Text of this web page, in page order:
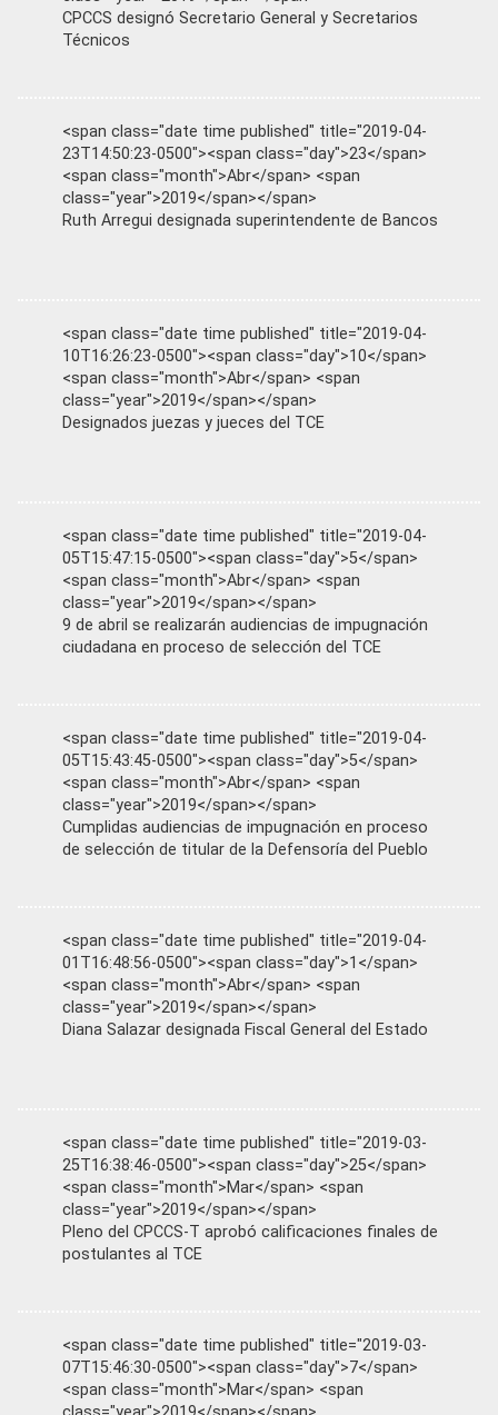
CPCCS designó Secretario General y Secretarios
Técnicos
<span class="date time published" title="2019-04-
23T14:50:23-0500"><span class="day">23</span>
<span class="month">Abr</span> <span
class="year">2019</span></span>
Ruth Arregui designada superintendente de Bancos
<span class="date time published" title="2019-04-
10T16:26:23-0500"><span class="day">10</span>
<span class="month">Abr</span> <span
class="year">2019</span></span>
Designados juezas y jueces del TCE
<span class="date time published" title="2019-04-
05T15:47:15-0500"><span class="day">5</span>
<span class="month">Abr</span> <span
class="year">2019</span></span>
9 de abril se realizarán audiencias de impugnación
ciudadana en proceso de selección del TCE
<span class="date time published" title="2019-04-
05T15:43:45-0500"><span class="day">5</span>
<span class="month">Abr</span> <span
class="year">2019</span></span>
Cumplidas audiencias de impugnación en proceso
de selección de titular de la Defensoría del Pueblo
<span class="date time published" title="2019-04-
01T16:48:56-0500"><span class="day">1</span>
<span class="month">Abr</span> <span
class="year">2019</span></span>
Diana Salazar designada Fiscal General del Estado
<span class="date time published" title="2019-03-
25T16:38:46-0500"><span class="day">25</span>
<span class="month">Mar</span> <span
class="year">2019</span></span>
Pleno del CPCCS-T aprobó calificaciones finales de
postulantes al TCE
<span class="date time published" title="2019-03-
07T15:46:30-0500"><span class="day">7</span>
<span class="month">Mar</span> <span